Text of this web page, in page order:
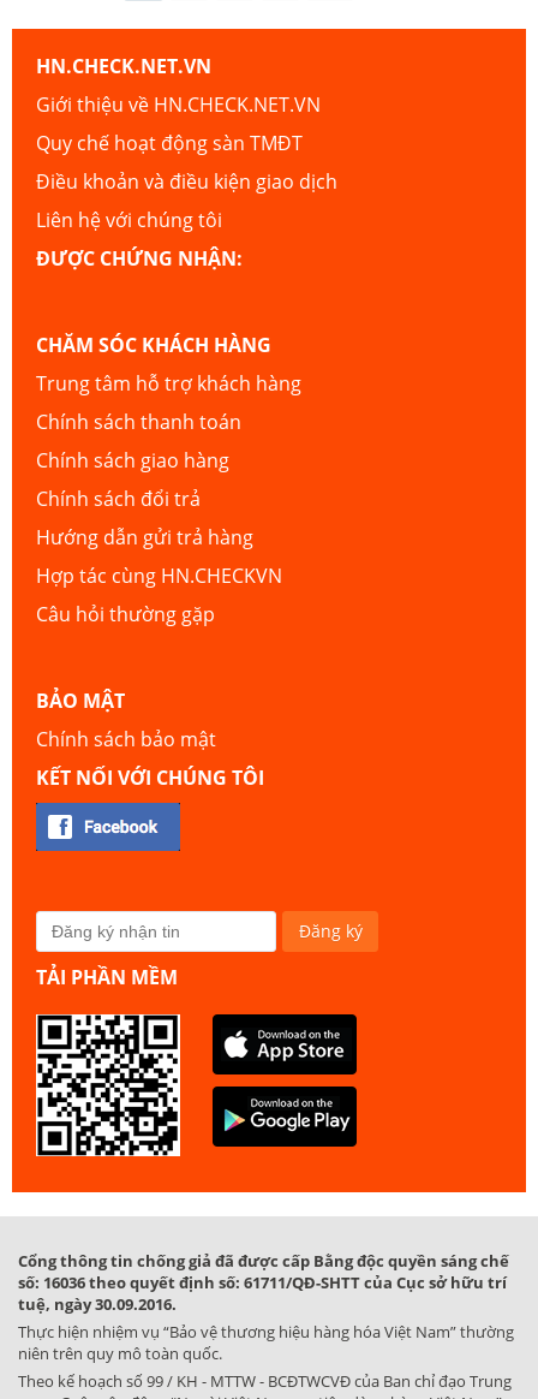
HN.CHECK.NET.VN
Giới thiệu về HN.CHECK.NET.VN
Quy chế hoạt động sàn TMĐT
Điều khoản và điều kiện giao dịch
Liên hệ với chúng tôi
ĐƯỢC CHỨNG NHẬN:
CHĂM SÓC KHÁCH HÀNG
Trung tâm hỗ trợ khách hàng
Chính sách thanh toán
Chính sách giao hàng
Chính sách đổi trả
Hướng dẫn gửi trả hàng
Hợp tác cùng HN.CHECKVN
Câu hỏi thường gặp
BẢO MẬT
Chính sách bảo mật
KẾT NỐI VỚI CHÚNG TÔI
TẢI PHẦN MỀM
Cổng thông tin chống giả đã được cấp Bằng độc quyền sáng chế
số: 16036 theo quyết định số: 61711/QĐ-SHTT của Cục sở hữu trí
tuệ, ngày 30.09.2016.
Thực hiện nhiệm vụ “Bảo vệ thương hiệu hàng hóa Việt Nam” thường
niên trên quy mô toàn quốc.
Theo kế hoạch số 99 / KH - MTTW - BCĐTWCVĐ của Ban chỉ đạo Trung